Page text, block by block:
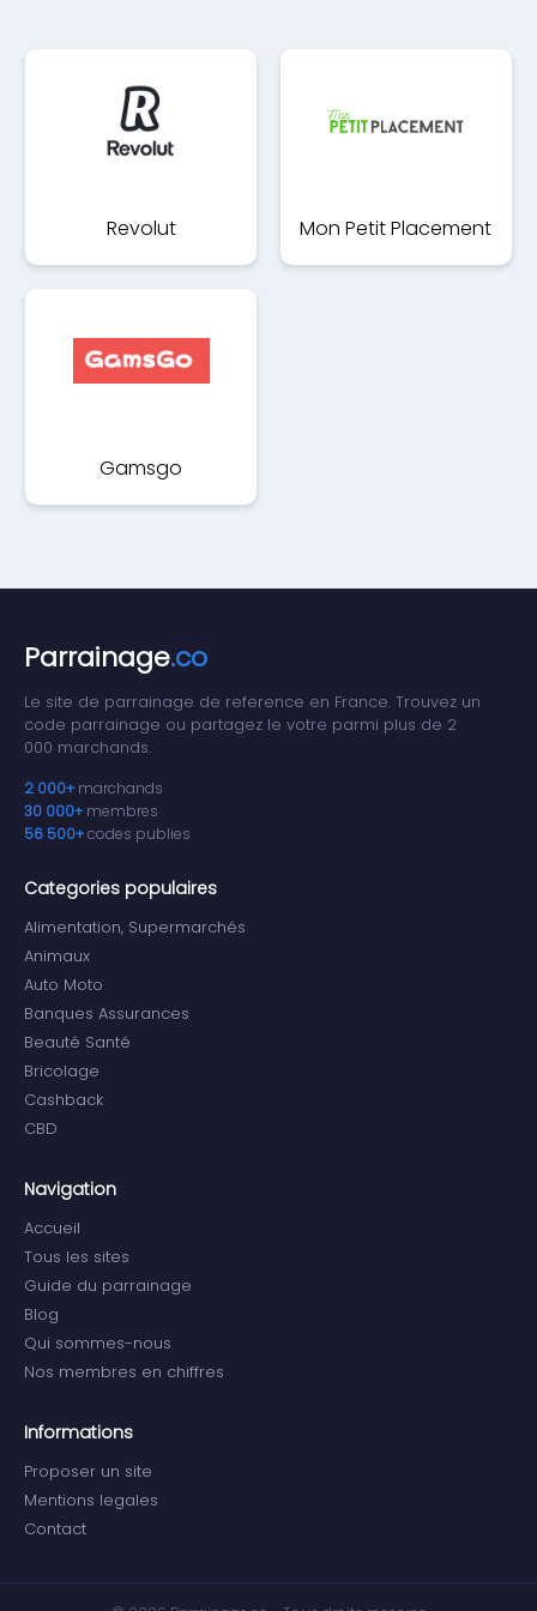
Revolut Mon Petit Placement
Gamsgo
Parrainage.co
Le site de parrainage de reference en France. Trouvez un
code parrainage ou partagez le votre parmi plus de 2
000 marchands.
2 000+ marchands
30 000+ membres
56 500+codes publies
Categories populaires
Alimentation, Supermarchés
Animaux
Auto Moto
Banques Assurances
Beauté Santé
Bricolage
Cashback
CBD
Navigation
Accueil
Tous les sites
Guide du parrainage
Blog
Qui sommes-nous
Nos membres en chiffres
Informations
Proposer un site
Mentions legales
Contact